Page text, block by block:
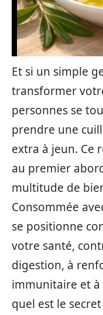
Et si un simple
transformer
personnes se
prendre une
extra à jeun. Ce
au premier
multitude de
Consommée
se positionne
votre santé,
digestion, à
immunitaire et à
quel est le